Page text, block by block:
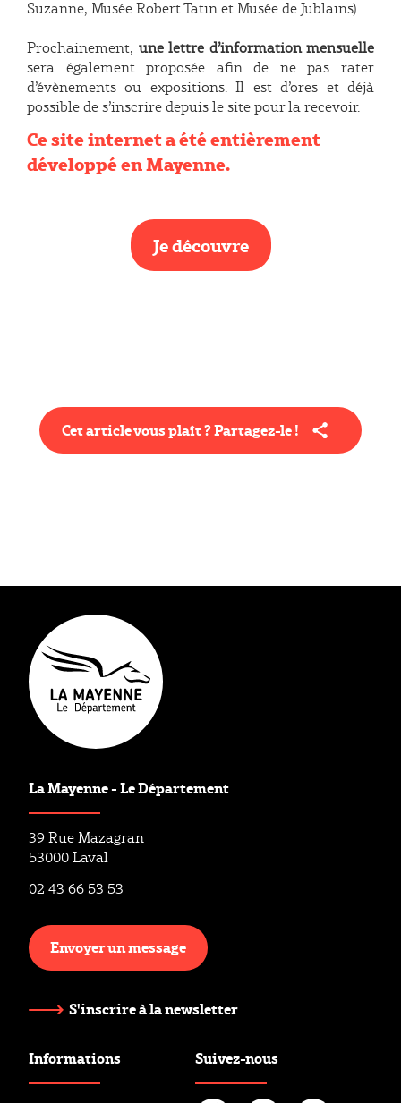
Suzanne, Musée Robert Tatin et Musée de Jublains).
Prochainement, une lettre d’information mensuelle
sera également proposée afin de ne pas rater
d’évènements ou expositions. Il est d’ores et déjà
possible de s’inscrire depuis le site pour la recevoir.
Ce site internet a été entièrement
développé en Mayenne.
Je découvre
Cet article vous plaît ? Partagez-le !
La Mayenne - Le Département
39 Rue Mazagran
53000 Laval
02 43 66 53 53
Envoyer un message
S'inscrire à la newsletter
Informations Suivez-nous